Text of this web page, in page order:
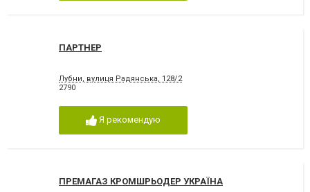
ПАРТНЕР
Лубни, вулиця Радянська, 128/2
2790
Я рекомендую
ПРЕМАГАЗ КРОМШРЬОДЕР УКРАЇНА